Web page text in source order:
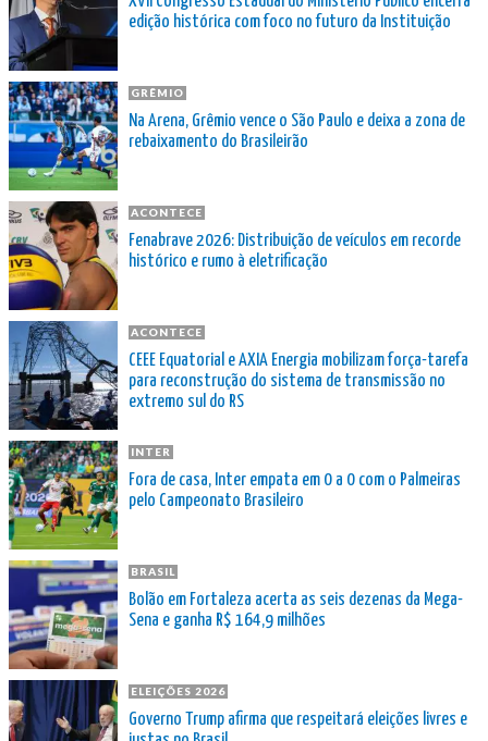
edição histórica com foco no futuro da Instituição
GRÊMIO
Na Arena, Grêmio vence o São Paulo e deixa a zona de
rebaixamento do Brasileirão
ACONTECE
Fenabrave 2026: Distribuição de veículos em recorde
histórico e rumo à eletrificação
ACONTECE
CEEE Equatorial e AXIA Energia mobilizam força-tarefa
para reconstrução do sistema de transmissão no
extremo sul do RS
INTER
Fora de casa, Inter empata em 0 a 0 com o Palmeiras
pelo Campeonato Brasileiro
BRASIL
Bolão em Fortaleza acerta as seis dezenas da Mega-
Sena e ganha R$ 164,9 milhões
ELEIÇÕES 2026
Governo Trump afirma que respeitará eleições livres e